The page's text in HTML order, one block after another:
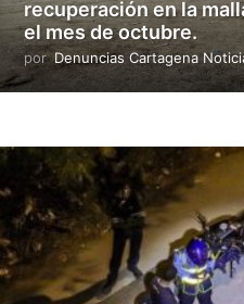
recuperación en la
el mes de octubre.
por Denuncias Cartagena